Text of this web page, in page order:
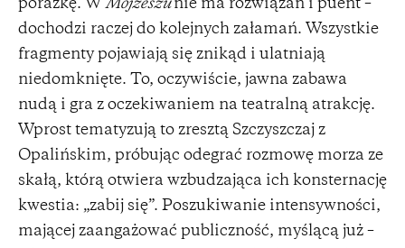
porażkę. W Mojżeszunie ma rozwiązań i puent –
dochodzi raczej do kolejnych załamań. Wszystkie
fragmenty pojawiają się znikąd i ulatniają
niedomknięte. To, oczywiście, jawna zabawa
nudą i gra z oczekiwaniem na teatralną atrakcję.
Wprost tematyzują to zresztą Szczyszczaj z
Opalińskim, próbując odegrać rozmowę morza ze
skałą, którą otwiera wzbudzająca ich konsternację
kwestia: „zabij się”. Poszukiwanie intensywności,
mającej zaangażować publiczność, myślącą już –